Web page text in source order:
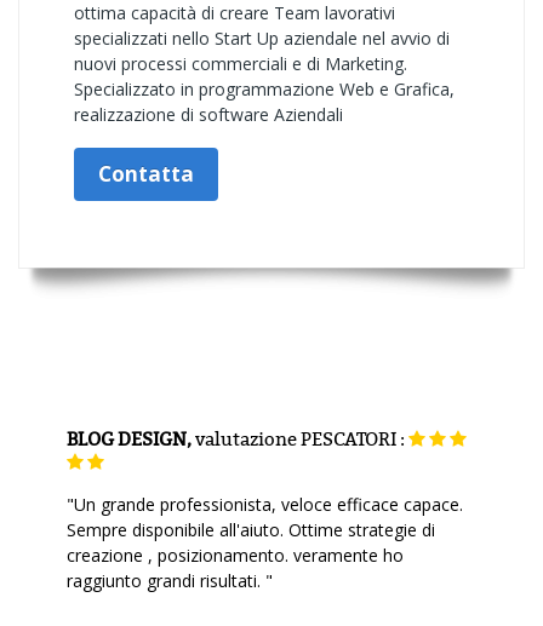
ottima capacità di creare Team lavorativi
specializzati nello Start Up aziendale nel avvio di
nuovi processi commerciali e di Marketing.
Specializzato in programmazione Web e Grafica,
realizzazione di software Aziendali
Contatta
BLOG DESIGN,valutazionePESCATORI :
"Un grande professionista, veloce efficace capace.
Sempre disponibile all'aiuto. Ottime strategie di
creazione , posizionamento. veramente ho
raggiunto grandi risultati. "